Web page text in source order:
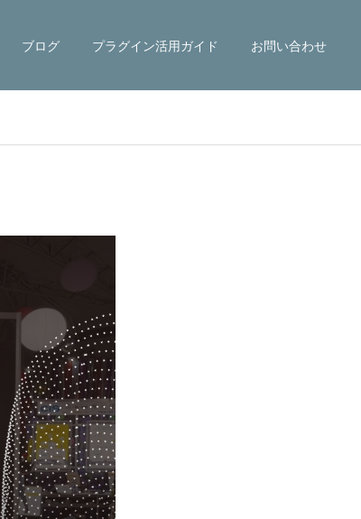
ブログ プラグイン活用ガイド お問い合わせ